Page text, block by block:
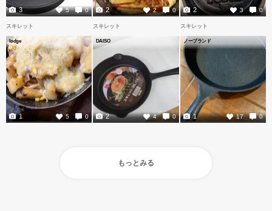
5 0
3 2 0
2 3 0
2
スキレット
lodge
5 0
1
スキレット
DAISO
4 0
2
スキレット
ノーブランド
17 0
1
もっとみる